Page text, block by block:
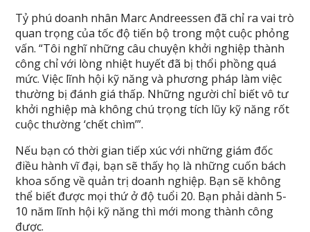
Tỷ phú doanh nhân Marc Andreessen đã chỉ ra vai trò
quan trọng của tốc độ tiến bộ trong một cuộc phỏng
vấn. “Tôi nghĩ những câu chuyện khởi nghiệp thành
công chỉ với lòng nhiệt huyết đã bị thổi phồng quá
mức. Việc lĩnh hội kỹ năng và phương pháp làm việc
thường bị đánh giá thấp. Những người chỉ biết vô tư
khởi nghiệp mà không chú trọng tích lũy kỹ năng rốt
cuộc thường ‘chết chìm’”.
Nếu bạn có thời gian tiếp xúc với những giám đốc
điều hành vĩ đại, bạn sẽ thấy họ là những cuốn bách
khoa sống về quản trị doanh nghiệp. Bạn sẽ không
thể biết được mọi thứ ở độ tuổi 20. Bạn phải dành 5-
10 năm lĩnh hội kỹ năng thì mới mong thành công
được.